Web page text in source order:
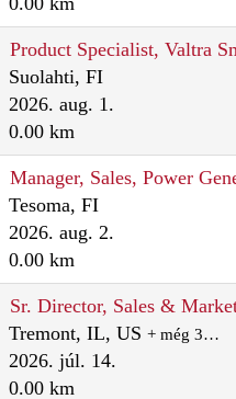
Product Specialist, Valtra
Suolahti, FI
2026. aug. 1.
0.00 km
Manager, Sales, Power
Tesoma, FI
2026. aug. 2.
0.00 km
Sr. Director, Sales &
Tremont, IL, US + még 3…
2026. júl. 14.
0.00 km